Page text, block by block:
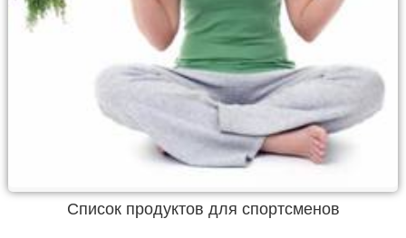
Список продуктов для спортсменов